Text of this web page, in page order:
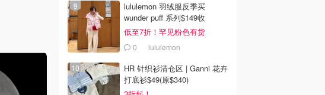
lululemon 羽绒服反季买
wunder puff 系列$149收
低至7折！罕见粉色有货
0 lululemon
HR 针织衫清仓区 | Ganni 花卉
打底衫$49(原$340)